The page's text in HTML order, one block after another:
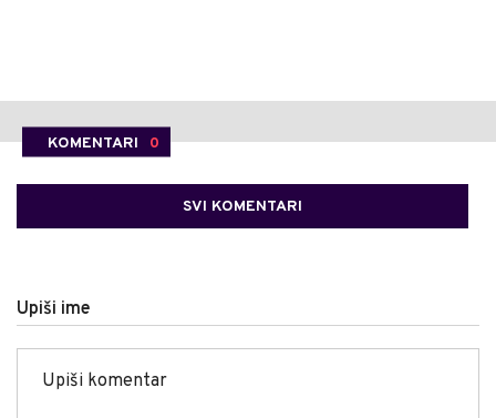
KOMENTARI 0
SVI KOMENTARI
Upiši ime